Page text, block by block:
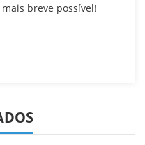
breve possível!